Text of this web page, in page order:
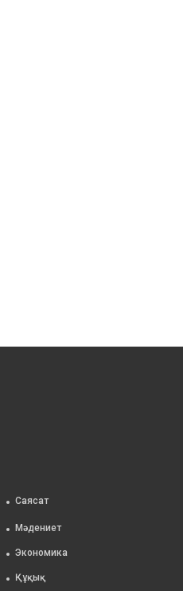
Саясат
Мәдениет
Экономика
Құқық